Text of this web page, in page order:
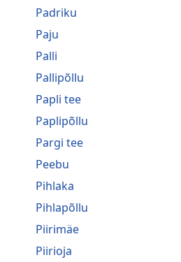
Padriku
Paju
Palli
Pallipõllu
Papli tee
Paplipõllu
Pargi tee
Peebu
Pihlaka
Pihlapõllu
Piirimäe
Piirioja